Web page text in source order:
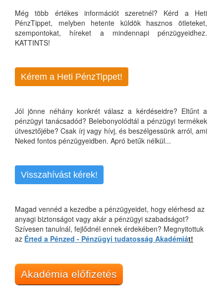
Még több értékes információt szeretnél? Kérd a Heti
PénzTippet, melyben hetente küldök hasznos ötleteket,
szempontokat, híreket a mindennapi pénzügyeidhez.
KATTINTS!
Kérem a Heti PénzTippet!
Jól jönne néhány konkrét válasz a kérdéseidre? Eltűnt a
pénzügyi tanácsadód? Belebonyolódtál a pénzügyi termékek
útvesztőjébe? Csak írj vagy hívj, és beszélgessünk arról, ami
Neked fontos pénzügyeidben. Apró betűk nélkül...
Visszahívást kérek!
Magad vennéd a kezedbe a pénzügyeidet, hogy elérhesd az
anyagi biztonságot vagy akár a pénzügyi szabadságot?
Szívesen tanulnál, fejlődnél ennek érdekében? Megnyitottuk
az Érted a Pénzed - Pénzügyi tudatosság Akadémiát!
Akadémia előfizetés